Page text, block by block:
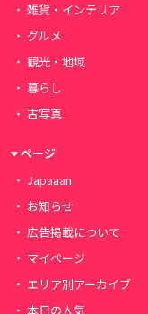
雑貨・インテリア
グルメ
観光・地域
暮らし
古写真
ページ
Japaaan
お知らせ
広告掲載について
マイページ
エリア別アーカイブ
本日の人気